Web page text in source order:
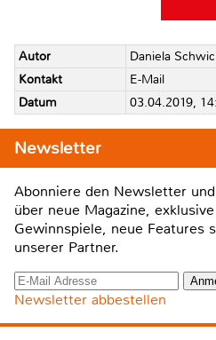
Autor
Daniela
Kontakt
E-Mail
Datum
03.04.2019,
Newsletter
Abonniere den Newsletter
über neue Magazine,
Gewinnspiele, neue Features
unserer Partner.
Newsletter abbestellen